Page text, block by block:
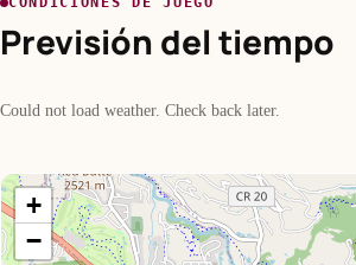
Previsión del tiempo
Could not load weather. Check back later.
+
−